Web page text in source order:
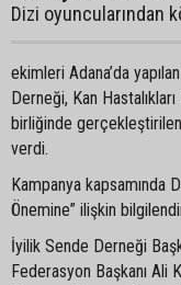
Dizi oyuncularından
ekimleri Adana’da
Derneği, Kan
birliğinde gerçekleştirilen
verdi.
Kampanya kapsamında
Önemine” ilişkin
İyilik Sende Derneği
Federasyon Başkanı Ali